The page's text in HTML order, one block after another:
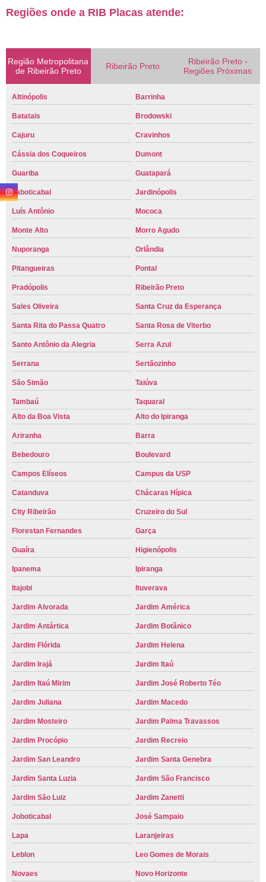
Regiões onde a RIB Placas atende:
Região Metropolitana
de Ribeirão Preto
Ribeirão Preto
Ribeirão Preto -
Regiões Próximas
Altinópolis Barrinha
Batatais Brodowski
Cajuru Cravinhos
Cássia dos Coqueiros Dumont
Guariba Guatapará
Jaboticabal Jardinópolis
Luís Antônio Mococa
Monte Alto Morro Agudo
Nuporanga Orlândia
Pitangueiras Pontal
Pradópolis Ribeirão Preto
Sales Oliveira Santa Cruz da Esperança
Santa Rita do Passa Quatro Santa Rosa de Viterbo
Santo Antônio da Alegria Serra Azul
Serrana Sertãozinho
São Simão Taiúva
Tambaú
Taquaral
Alto da Boa Vista
Alto do Ipiranga
Ariranha Barra
Bebedouro Boulevard
Campos Elíseos Campus da USP
Catanduva Chácaras Hípica
City Ribeirão Cruzeiro do Sul
Florestan Fernandes Garça
Guaíra Higienópolis
Ipanema Ipiranga
Itajobi Ituverava
Jardim Alvorada Jardim América
Jardim Antártica Jardim Botânico
Jardim Flórida Jardim Helena
Jardim Irajá Jardim Itaú
Jardim Itaú Mirim Jardim José Roberto Téo
Jardim Juliana Jardim Macedo
Jardim Mosteiro Jardim Palma Travassos
Jardim Procópio Jardim Recreio
Jardim San Leandro Jardim Santa Genebra
Jardim Santa Luzia Jardim São Francisco
Jardim São Luiz Jardim Zanetti
Joboticabal José Sampaio
Lapa Laranjeiras
Leblon Leo Gomes de Morais
Novaes Novo Horizonte